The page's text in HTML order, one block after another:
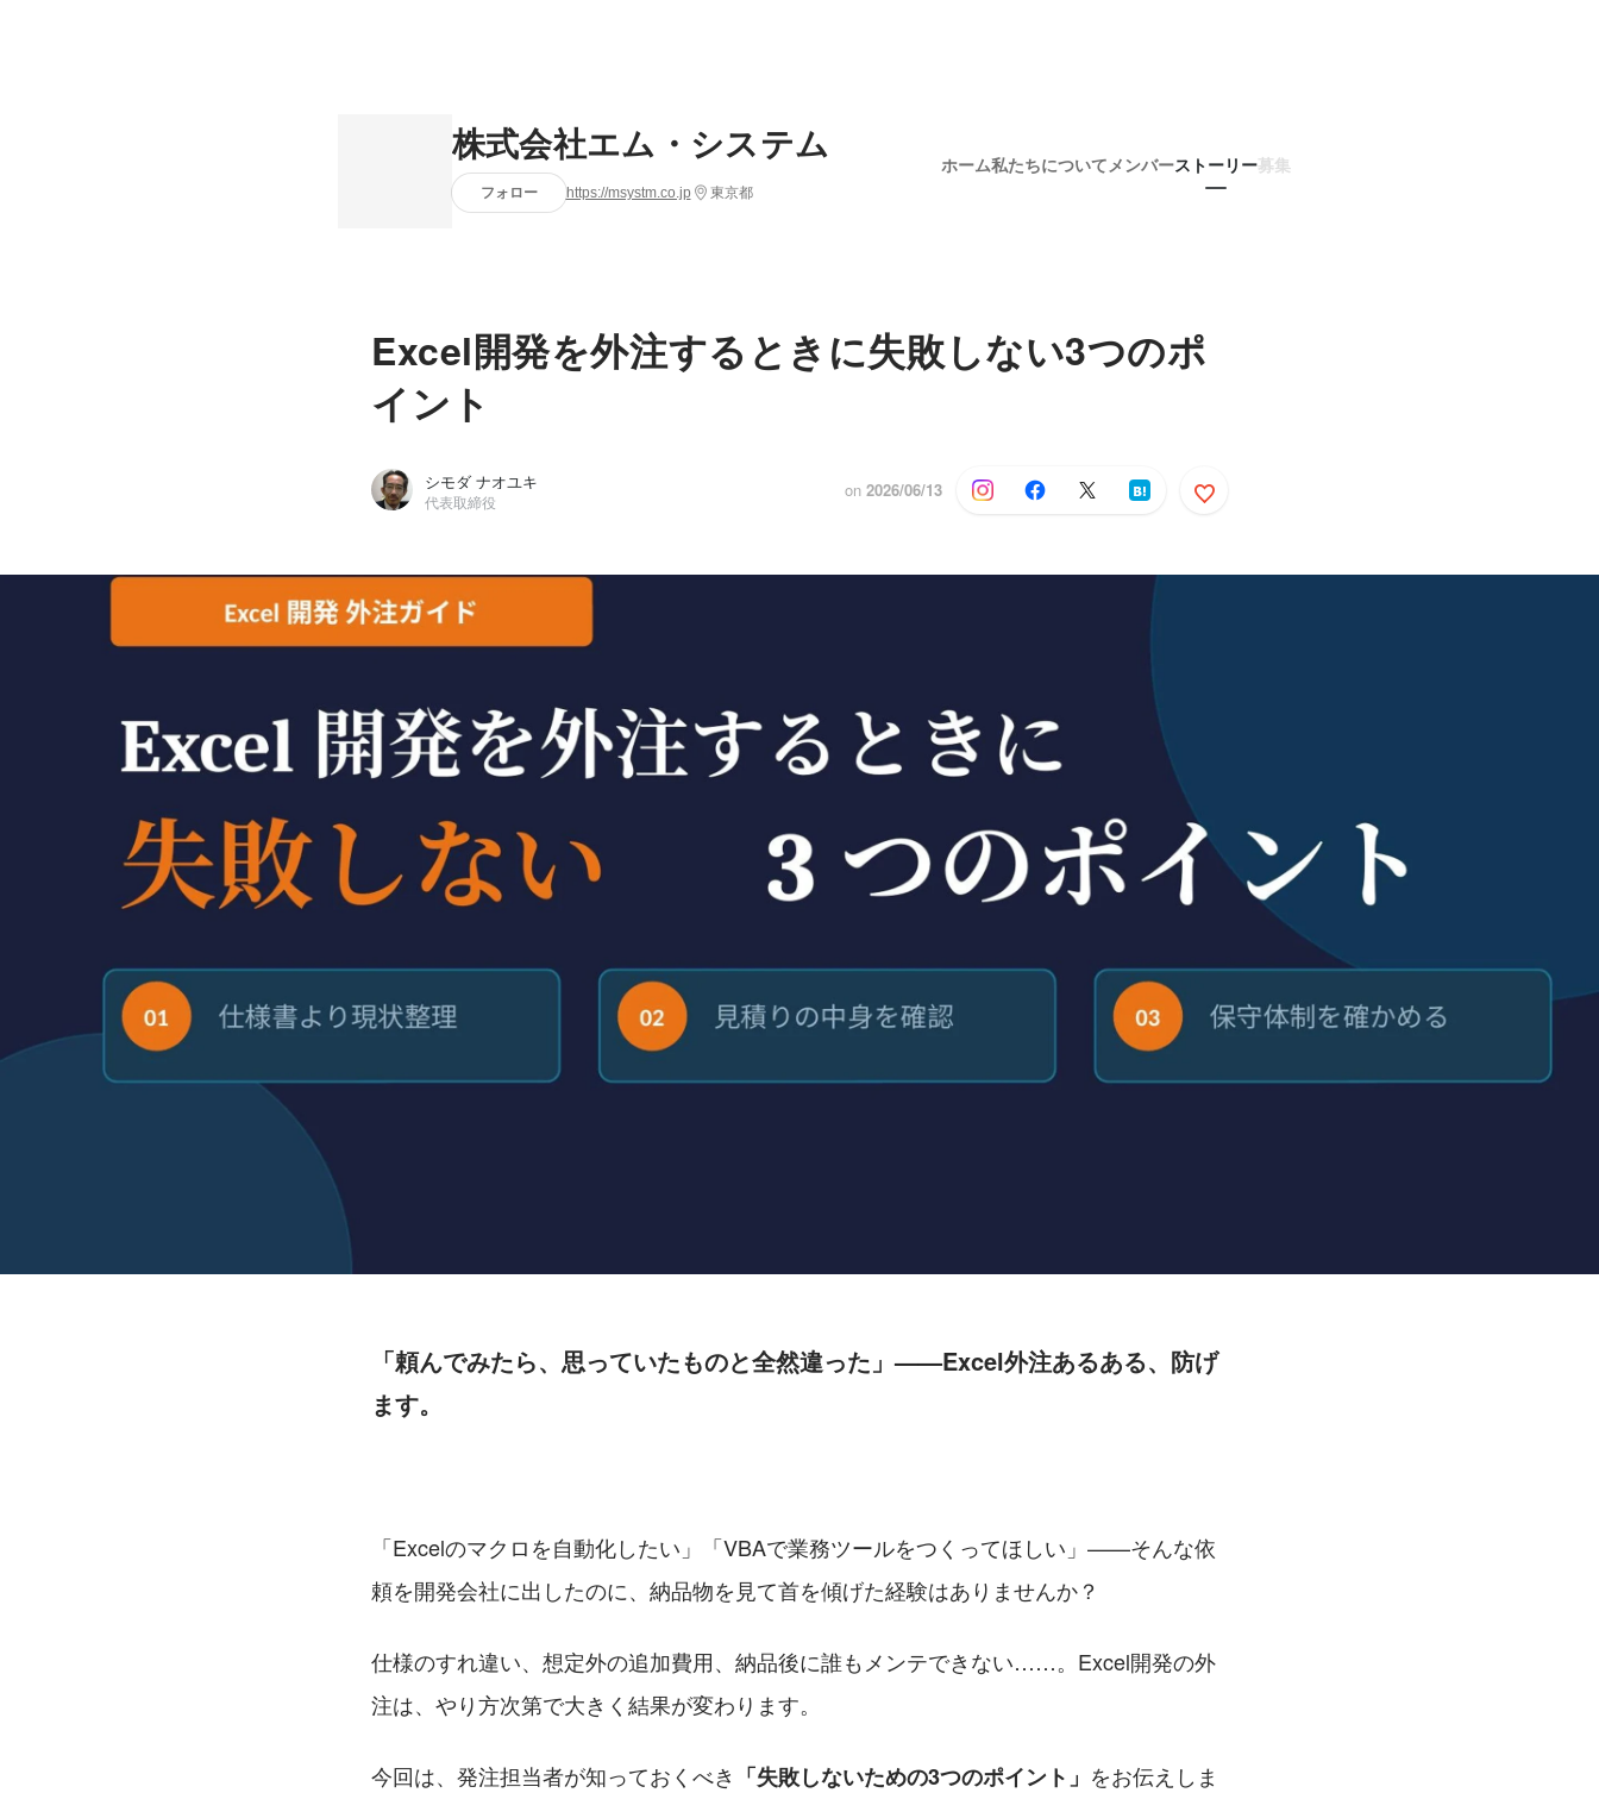
株式会社エム・システム
フォロー https://msystm.co.jp 東京都
ホーム私たちについて メンバーストーリー募集
Excel開発を外注するときに失敗しない3つのポ
イント
シモダ ナオユキ
代表取締役
on 2026/06/13
「頼んでみたら、思っていたものと全然違った」——Excel外注あるある、防げ
ます。
「Excelのマクロを自動化したい」「VBAで業務ツールをつくってほしい」——そんな依
頼を開発会社に出したのに、納品物を見て首を傾げた経験はありませんか？
仕様のすれ違い、想定外の追加費用、納品後に誰もメンテできない……。Excel開発の外
注は、やり方次第で大きく結果が変わります。
今回は、発注担当者が知っておくべき 「失敗しないための3つのポイント」 をお伝えしま
シモダ ナオユキ
株式会社エム・システム / 代表取締役